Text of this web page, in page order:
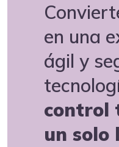
en una
ágil y
control
un solo